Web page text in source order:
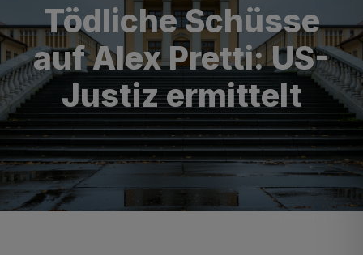
Tödliche Schüsse
auf Alex Pretti: US-
Justiz ermittelt